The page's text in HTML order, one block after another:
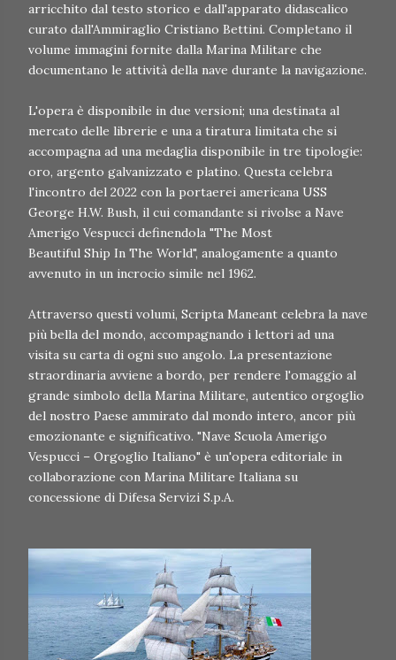
arricchito dal testo storico e dall'apparato didascalico
curato dall'Ammiraglio Cristiano Bettini. Completano il
volume immagini fornite dalla Marina Militare che
documentano le attività della nave durante la navigazione.
L'opera è disponibile in due versioni; una destinata al
mercato delle librerie e una a tiratura limitata che si
accompagna ad una medaglia disponibile in tre tipologie:
oro, argento galvanizzato e platino. Questa celebra
l'incontro del 2022 con la portaerei americana USS
George H.W. Bush, il cui comandante si rivolse a Nave
Amerigo Vespucci definendola "The Most
Beautiful Ship In The World", analogamente a quanto
avvenuto in un incrocio simile nel 1962.
Attraverso questi volumi, Scripta Maneant celebra la nave
più bella del mondo, accompagnando i lettori ad una
visita su carta di ogni suo angolo. La presentazione
straordinaria avviene a bordo, per rendere l'omaggio al
grande simbolo della Marina Militare, autentico orgoglio
del nostro Paese ammirato dal mondo intero, ancor più
emozionante e significativo. "Nave Scuola Amerigo
Vespucci – Orgoglio Italiano" è un'opera editoriale in
collaborazione con Marina Militare Italiana su
concessione di Difesa Servizi S.p.A.